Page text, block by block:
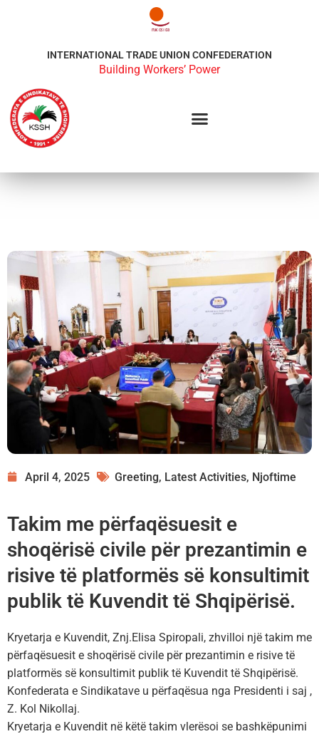
INTERNATIONAL TRADE UNION CONFEDERATION
Building Workers’ Power
April 4, 2025 Greeting, Latest Activities, Njoftime
Takim me përfaqësuesit e
shoqërisë civile për prezantimin e
risive të platformës së konsultimit
publik të Kuvendit të Shqipërisë.
Kryetarja e Kuvendit, Znj.Elisa Spiropali, zhvilloi një takim me
përfaqësuesit e shoqërisë civile për prezantimin e risive të
platformës së konsultimit publik të Kuvendit të Shqipërisë.
Konfederata e Sindikatave u përfaqësua nga Presidenti i saj ,
Z. Kol Nikollaj.
Kryetarja e Kuvendit në këtë takim vlerësoi se bashkëpunimi